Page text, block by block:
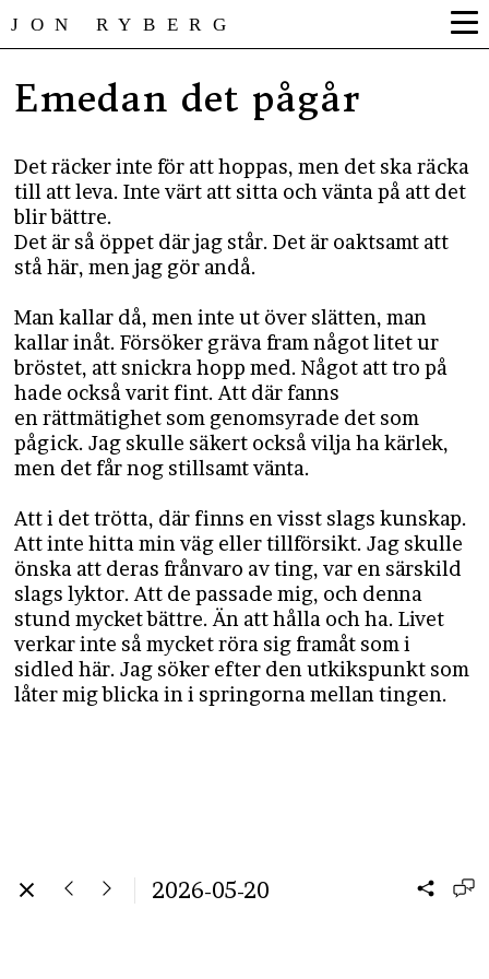
JON RYBERG
Emedan det pågår
Det räcker inte för att hoppas, men det ska räcka
till att leva. Inte värt att sitta och vänta på att det
blir bättre.
Det är så öppet där jag står. Det är oaktsamt att
stå här, men jag gör andå.
Man kallar då, men inte ut över slätten, man
kallar inåt. Försöker gräva fram något litet ur
bröstet, att snickra hopp med. Något att tro på
hade också varit fint. Att där fanns
en rättmätighet som genomsyrade det som
pågick. Jag skulle säkert också vilja ha kärlek,
men det får nog stillsamt vänta.
Att i det trötta, där finns en visst slags kunskap.
Att inte hitta min väg eller tillförsikt. Jag skulle
önska att deras frånvaro av ting, var en särskild
slags lyktor. Att de passade mig, och denna
stund mycket bättre. Än att hålla och ha. Livet
verkar inte så mycket röra sig framåt som i
sidled här. Jag söker efter den utkikspunkt som
låter mig blicka in i springorna mellan tingen.
2026-05-20